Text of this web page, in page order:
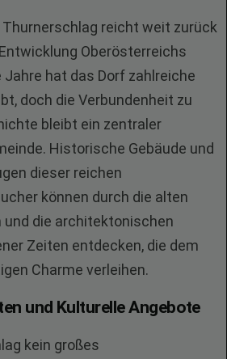
reicht weit zurück
Oberösterreichs
Jahre hat das Dorf zahlreiche
doch die Verbundenheit zu
bleibt ein zentraler
Historische Gebäude und
dieser reichen
können durch die alten
und die architektonischen
Zeiten entdecken, die dem
Charme verleihen.
und Kulturelle Angebote
kein großes